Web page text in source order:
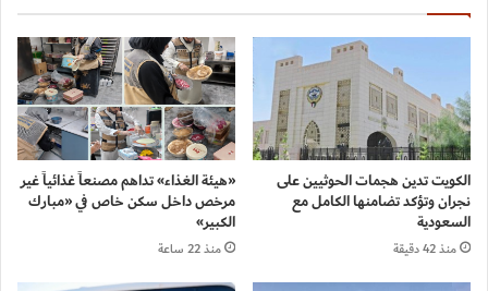
الكويت تدين هجمات الحوثيين على
نجران وتؤكد تضامنها الكامل مع
السعودية
منذ 42 دقيقة
«هيئة الغذاء» تداهم مصنعاً غذائياً غير
مرخص داخل سكن خاص في «مبارك
الكبير»
منذ 22 ساعة